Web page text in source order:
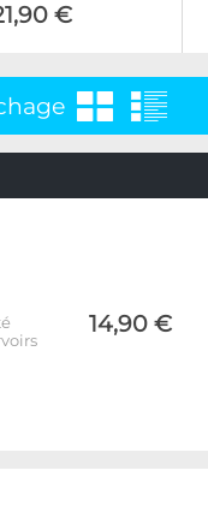
€
14,90 €